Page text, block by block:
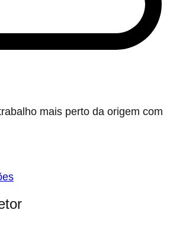
mais perto da origem com